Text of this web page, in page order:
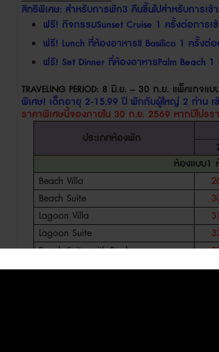
สิทธิพิเศษ: สำหรับการพัก3 คืนขึ้นไปสำหรับการเข้
ฟรี! กิจกรรมSunset Cruise 1 ครั้งต่อการเ
ฟรี! Lunch ที่ห้องอาหารII Basilico 1 ครั้งต่อ
ฟรี! Set Dinner ที่ห้องอาหารPalm Beach 1
TRAVELING PERIOD: 8 มิ.ย. – 30 ก.ย. แพ็คเกจแบ
พิเศษ! เด็กอายุ 2-15.99ปี พักกับผู้ใหญ่ 2 ท่าน เ
ราคาพิเศษนี้จองภายใน 30 ก.ย. 2569 หากมีโปร
ประเภทห้องพัก
ห้องแบบ1
Beach Villa
Beach Suite
Lagoon Villa
Lagoon Suite
Beach Suite with Pool
Lagoon Suite with Pool